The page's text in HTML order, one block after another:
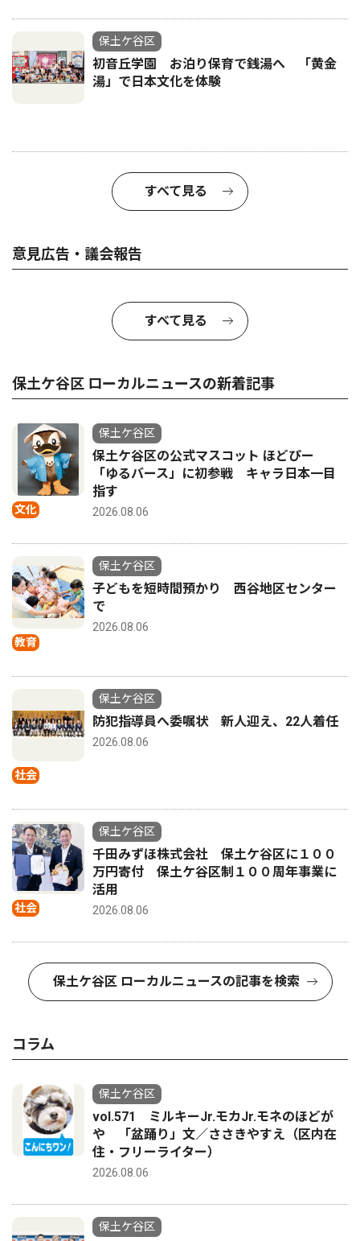
保土ケ谷区
初音丘学園 お泊り保育で銭湯へ 「黄金
湯」で日本文化を体験
すべて見る
意見広告・議会報告
すべて見る
保土ケ谷区 ローカルニュースの新着記事
文化
保土ケ谷区
保土ケ谷区の公式マスコット ほどぴー
「ゆるバース」に初参戦 キャラ日本一目
指す
2026.08.06
教育
保土ケ谷区
子どもを短時間預かり 西谷地区センター
で
2026.08.06
社会
保土ケ谷区
防犯指導員へ委嘱状 新人迎え、22人着任
2026.08.06
社会
保土ケ谷区
千田みずほ株式会社 保土ケ谷区に１００
万円寄付 保土ケ谷区制１００周年事業に
活用
2026.08.06
保土ケ谷区 ローカルニュースの記事を検索
コラム
保土ケ谷区
vol.571 ミルキーJr.モカJr.モネのほどが
や 「盆踊り」文／ささきやすえ（区内在
住・フリーライター）
2026.08.06
保土ケ谷区